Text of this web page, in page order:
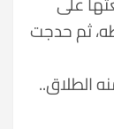
ثم حدجت
الطلاق..